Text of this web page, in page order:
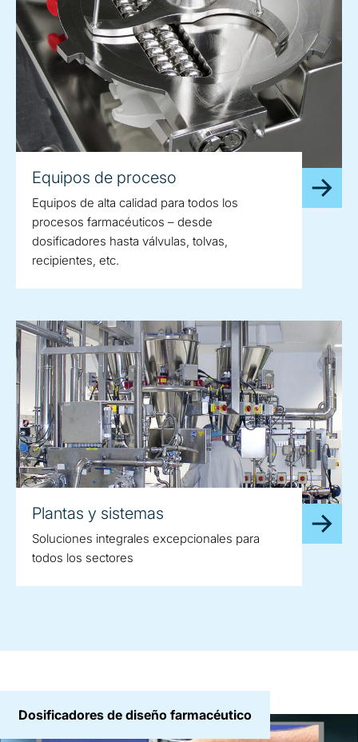
Equipos de proceso
Equipos de alta calidad para todos los
procesos farmacéuticos – desde
dosificadores hasta válvulas, tolvas,
recipientes, etc.
Plantas y sistemas
Soluciones integrales excepcionales para
todos los sectores
Dosificadores de diseño farmacéutico